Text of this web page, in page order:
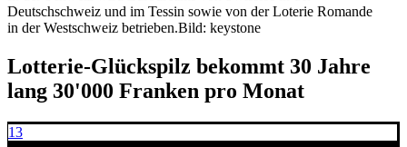
Deutschschweiz und im Tessin sowie von der Loterie Romande
in der Westschweiz betrieben.Bild: keystone
Lotterie-Glückspilz bekommt 30 Jahre
lang 30'000 Franken pro Monat
13